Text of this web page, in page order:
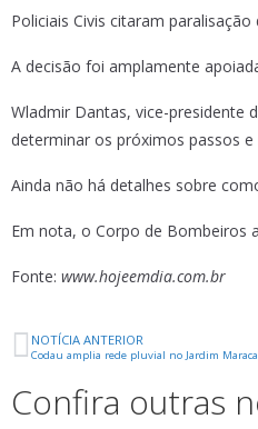
Policiais Civis citaram
A decisão foi amplamente
Wladmir Dantas, vice-presidente
determinar os próximos passos
Ainda não há detalhes sobre
Em nota, o Corpo de Bombeiros
Fonte: www.hojeemdia.com.br
NOTÍCIA ANTERIOR
Codau amplia rede pluvial no Jardim
Confira outras